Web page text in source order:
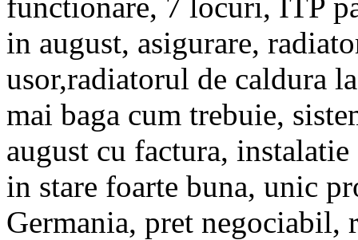
in august, asigurare,
usor,radiatorul de caldura
mai baga cum trebuie,
august cu factura,
in stare foarte buna, unic
Germania, pret negociabil,